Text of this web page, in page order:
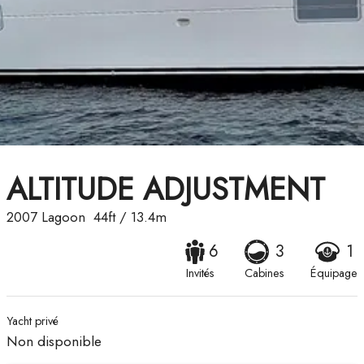
ALTITUDE ADJUSTMENT
2007 Lagoon 44ft/ 13.4m
6
Invités
3
Cabines
1
Équipage
Yacht privé
Non disponible